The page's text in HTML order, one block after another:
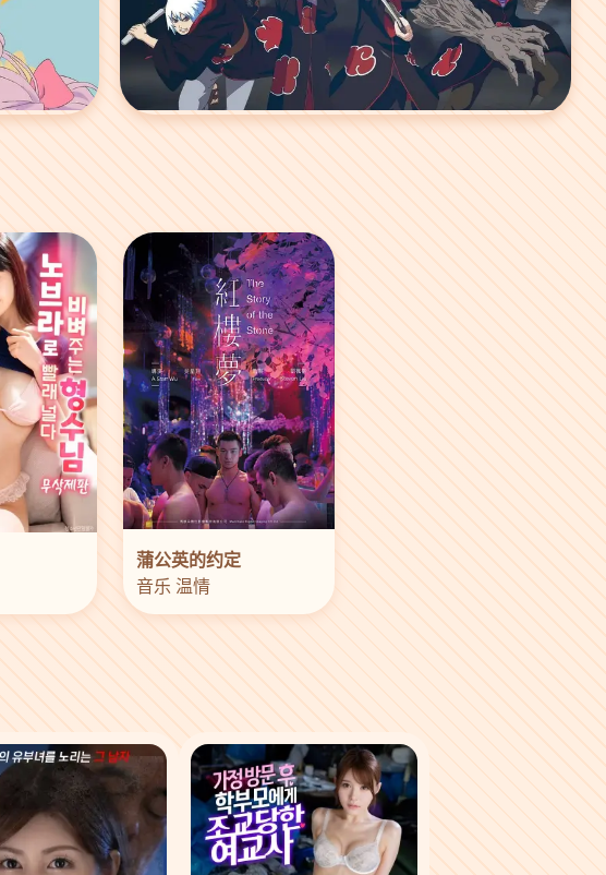
蒲公英的约定
音乐 温情